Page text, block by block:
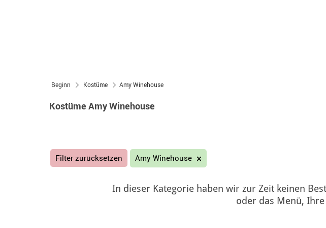
Beginn Kostüme Amy Winehouse
Kostüme Amy Winehouse
Filter zurücksetzen Amy Winehouse
In dieser Kategorie haben wir zur Zeit keinen
oder das Menü,